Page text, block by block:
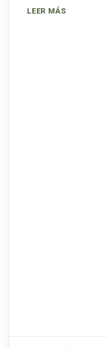
LEER MÁS